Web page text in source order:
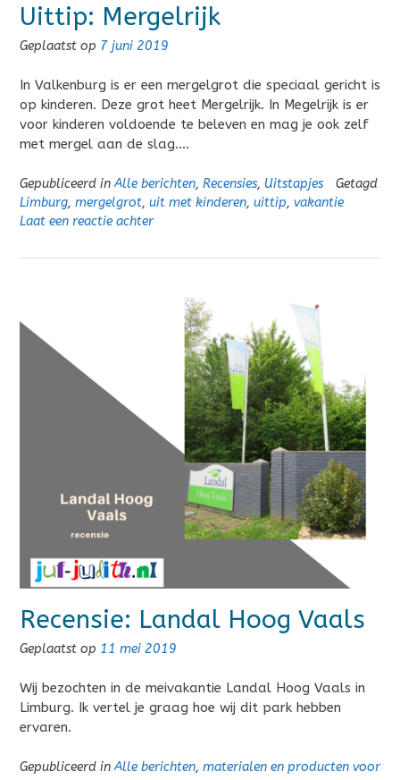
Uittip: Mergelrijk
Geplaatst op 7 juni 2019
In Valkenburg is er een mergelgrot die speciaal gericht is
op kinderen. Deze grot heet Mergelrijk. In Megelrijk is er
voor kinderen voldoende te beleven en mag je ook zelf
met mergel aan de slag….
Gepubliceerd inAlle berichten, Recensies, Uitstapjes
Getagd
Limburg, mergelgrot, uit met kinderen, uittip, vakantie
Laat een reactie achter
Recensie: Landal Hoog Vaals
Geplaatst op 11 mei 2019
Wij bezochten in de meivakantie Landal Hoog Vaals in
Limburg. Ik vertel je graag hoe wij dit park hebben
ervaren.
Gepubliceerd inAlle berichten, materialen en producten voor